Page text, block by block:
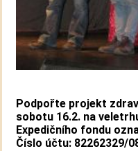
Podpořte projekt
sobotu 16.2. na
Expedičního fondu
Číslo účtu: 82262329/